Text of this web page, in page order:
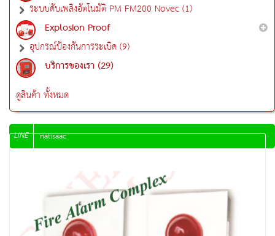
ระบบดับเพลิงอัตโนมัติ PM FM200 Novec (1)
Explosion Proof
อุปกรณ์ป้องกันการระเบิด (9)
บริการของเรา (29)
ดูสินค้า ทั้งหมด
LINE natisaac